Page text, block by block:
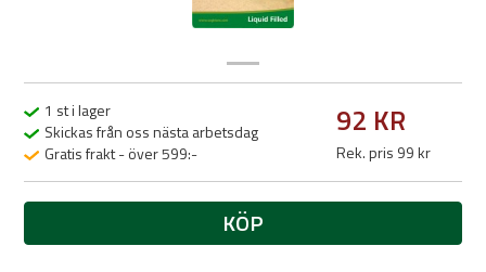
1 st i lager
Skickas från oss nästa arbetsdag
Gratis frakt - över 599:-
92 KR
Rek. pris 99 kr
KÖP